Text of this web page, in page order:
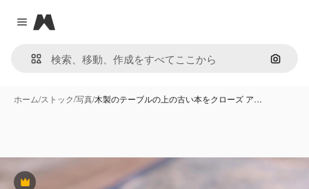
Close menu
Magnific
画像で
ホーム/ストック/写真/木製のテーブルの上の古い本をクローズ ア…